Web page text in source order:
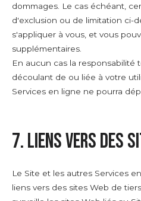
dommages. Le cas échéant,
d'exclusion ou de limitation ci-
s'appliquer à vous, et vous
supplémentaires.
En aucun cas la responsabilité
découlant de ou liée à votre
Services en ligne ne pourra
7. Liens vers des
Le Site et les autres Services
liens vers des sites Web de